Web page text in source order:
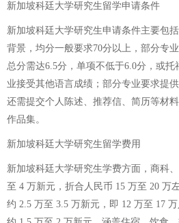
新加坡科廷大学研究生留学申请条件
新加坡科廷大学研究生申请条件主要包
背景，均分一般要求70分以上，部分专
总分需达6.5分，单项不低于6.0分，或
业接受其他语言成绩；部分专业要求提
还需提交个人陈述、推荐信、简历等材
作品集。
新加坡科廷大学研究生留学费用
新加坡科廷大学研究生学费方面，商科
至 4 万新元，折合人民币 15 万至 20 万
约 2.5 万至 3.5 万新元，即 12 万至 17